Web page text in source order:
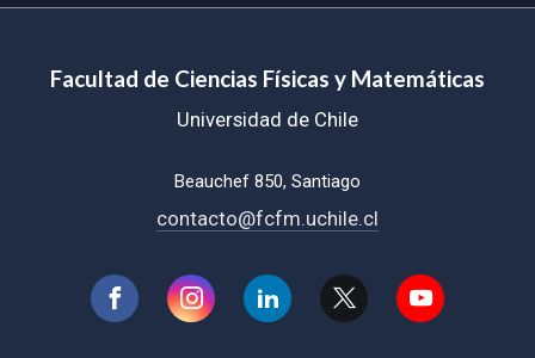
Facultad de Ciencias Físicas y Matemáticas
Universidad de Chile
Beauchef 850, Santiago
contacto@fcfm.uchile.cl